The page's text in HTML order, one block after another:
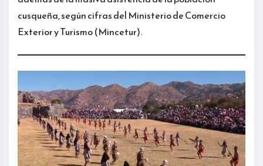
cusqueña, según cifras del Ministerio de Comercio
Exterior y Turismo (Mincetur).